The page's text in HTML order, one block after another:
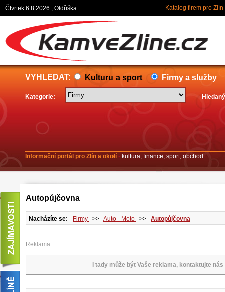
Čtvrtek 6.8.2026 , Oldřiška Katalog firem pro Zlín
VYHLEDAT: Kulturu a sport Firmy a služby
Kategorie:
Informační portál pro Zlín a okolí - kultura, finance, sport, obchod.
Autopůjčovna
Nacházíte se: Firmy >> Auto - Moto >> Autopůjčovna
Reklama
I tady může být Vaše reklama, kontaktujte